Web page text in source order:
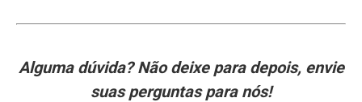
Alguma dúvida? Não deixe para depois, envie
suas perguntas para nós!